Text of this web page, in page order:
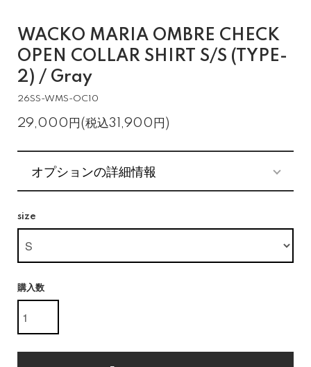
WACKO MARIA OMBRE CHECK
OPEN COLLAR SHIRT S/S (TYPE-
2) / Gray
26SS-WMS-OC10
29,000円(税込31,900円)
オプションの詳細情報
size
購入数